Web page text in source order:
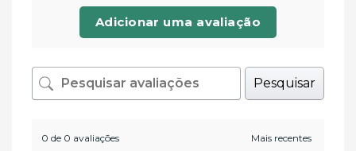
Adicionar uma avaliação
Pesquisar
0 de 0 avaliações